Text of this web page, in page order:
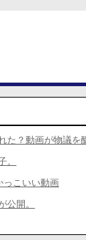
た？動画が物議を
。
っこいい動画
公開。